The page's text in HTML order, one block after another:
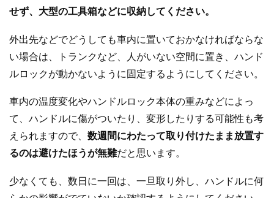
せず、大型の工具箱などに収納してください。
外出先などでどうしても車内に置いておかなければならな
い場合は、トランクなど、人がいない空間に置き、ハンド
ルロックが動かないように固定するようにしてください。
車内の温度変化やハンドルロック本体の重みなどによっ
て、ハンドルに傷がついたり、変形したりする可能性も考
えられますので、 数週間にわたって取り付けたまま放置す
るのは避けたほうが無難だと思います。
少なくても、数日に一回は、一旦取り外し、ハンドルに何